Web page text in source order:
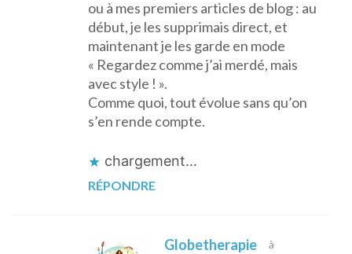
ou à mes premiers articles de blog : au
début, je les supprimais direct, et
maintenant je les garde en mode
« Regardez comme j’ai merdé, mais
avec style ! ».
Comme quoi, tout évolue sans qu’on
s’en rende compte.
chargement…
RÉPONDRE
Globetherapie à